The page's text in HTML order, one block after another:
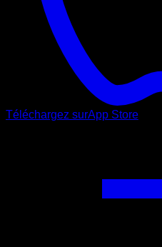
Téléchargez surApp Store